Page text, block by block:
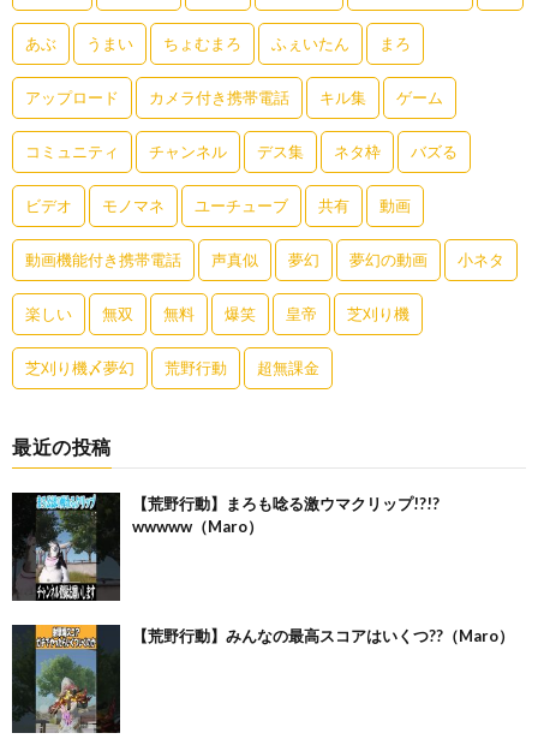
あぶ うまい ちょむまろ ふぇいたん まろ
アップロード カメラ付き携帯電話 キル集 ゲーム
コミュニティ チャンネル デス集 ネタ枠 バズる
ビデオ モノマネ ユーチューブ 共有 動画
動画機能付き携帯電話 声真似 夢幻 夢幻の動画 小ネタ
楽しい 無双 無料 爆笑 皇帝 芝刈り機
芝刈り機〆夢幻 荒野行動 超無課金
最近の投稿
【荒野行動】まろも唸る激ウマクリップ!?!?
wwwww（Maro）
【荒野行動】みんなの最高スコアはいくつ??（Maro）